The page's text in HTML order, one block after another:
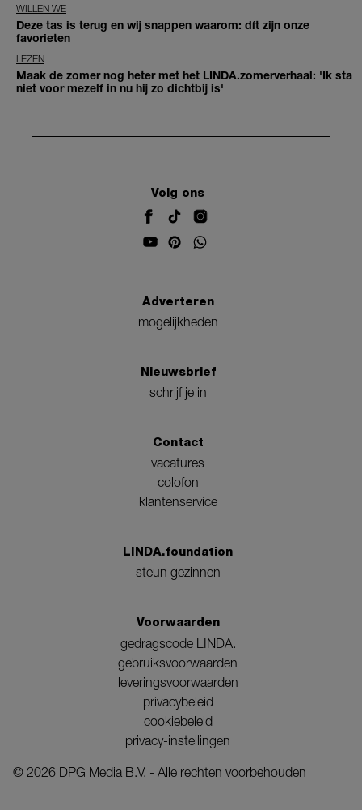
WILLEN WE
Deze tas is terug en wij snappen waarom: dít zijn onze
favorieten
LEZEN
Maak de zomer nog heter met het LINDA.zomerverhaal: 'Ik sta
niet voor mezelf in nu hij zo dichtbij is'
Volg ons
Adverteren
mogelijkheden
Nieuwsbrief
schrijf je in
Contact
vacatures
colofon
klantenservice
LINDA.foundation
steun gezinnen
Voorwaarden
gedragscode LINDA.
gebruiksvoorwaarden
leveringsvoorwaarden
privacybeleid
cookiebeleid
privacy-instellingen
© 2026 DPG Media B.V. - Alle rechten voorbehouden